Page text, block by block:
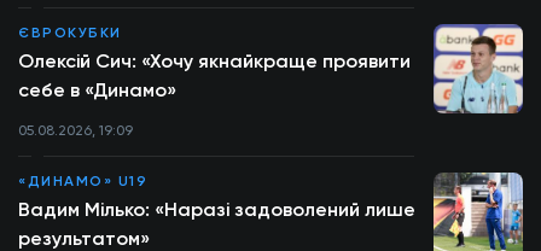
ЄВРОКУБКИ
Олексій Сич: «Хочу якнайкраще проявити
себе в «Динамо»
05.08.2026, 19:09
«ДИНАМО» U19
Вадим Мілько: «Наразі задоволений лише
результатом»